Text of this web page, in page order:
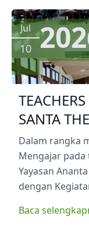
Jul
10
SANTA
Dalam rangka
Mengajar pada
Yayasan
dengan
Baca